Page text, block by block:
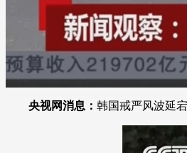
央视网消息： 韩国戒严风波延